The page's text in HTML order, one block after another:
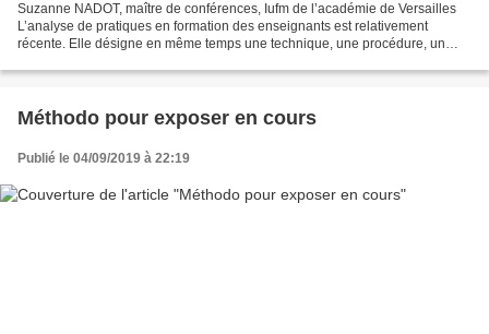
Suzanne NADOT, maître de conférences, Iufm de l’académie de Versailles
L’analyse de pratiques en formation des enseignants est relativement
récente. Elle désigne en même temps une technique, une procédure, un
Méthodo pour exposer en cours
Publié le 04/09/2019 à 22:19